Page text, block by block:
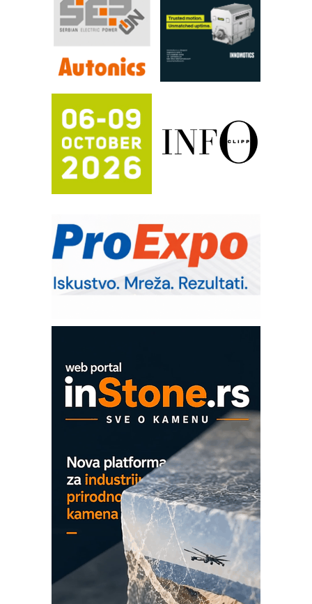
YAMADA pumpe – japanska
pouzdanost u transferu fluida
Filtration Group Industrial – Napredna
rešenja za filtraciju u hidrauličkim i
procesnim sistemima
FANUC: Najbolje za vašu pametnu
automatizaciju
Efikasno upravljanje energijom
Automatizacija pakovanja · Display
(Shelf-Ready) omotnice
Potpuna efikasnost bez složenih
Trajna oznaka kao dugoročna korist
Bezbednost na prvom mestu!
IB BLUMENAUER - više od 40 godina
poverenja u industriji
OBO sistemi mrežastih nosača kablova
Proizvodnja iC7 Hybrid 1500 VDC
mrežnog pretvarača sa tečnim
hlađenjem